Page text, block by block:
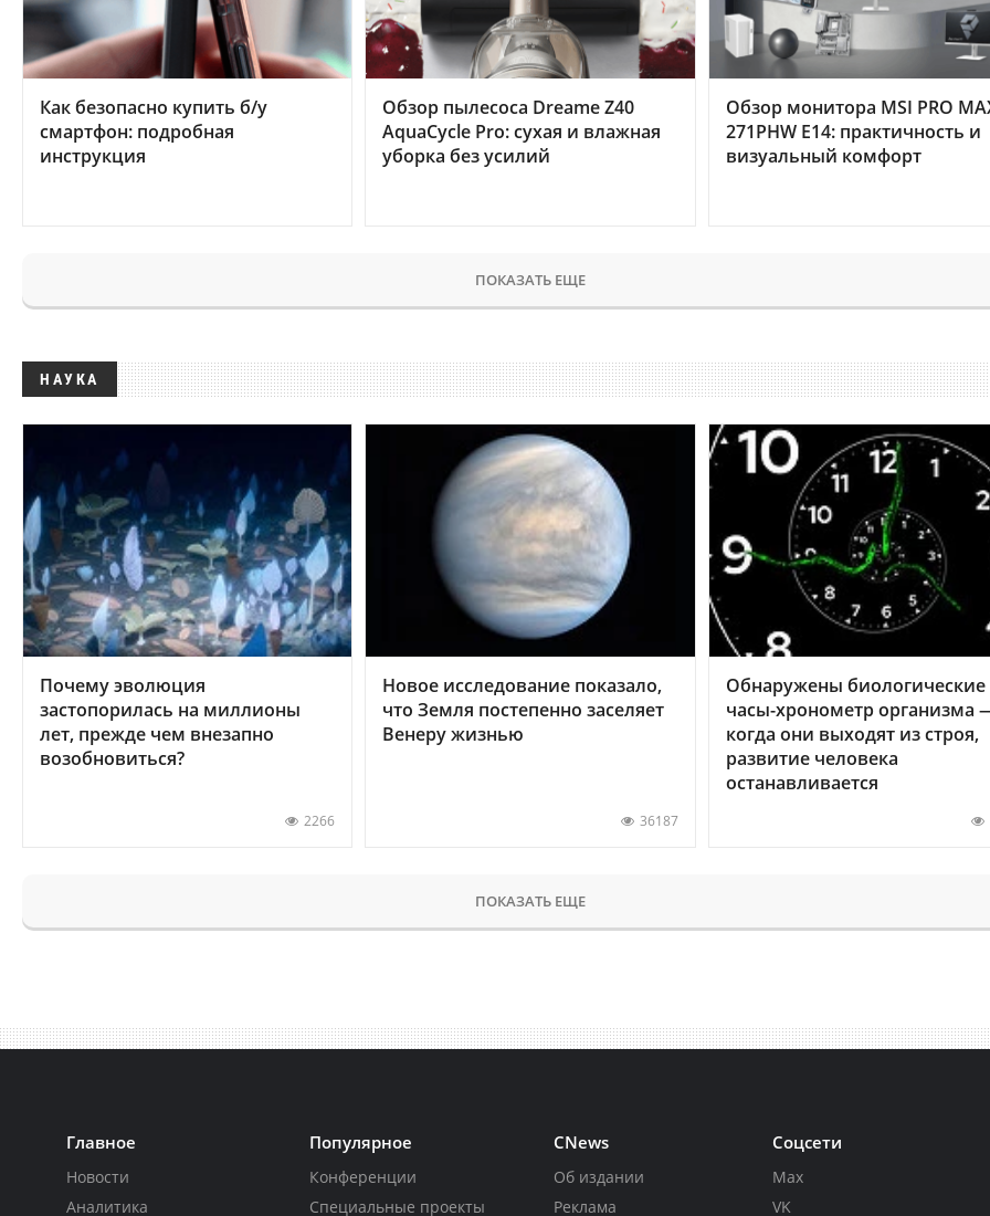
Как безопасно купить б/у
смартфон: подробная
инструкция
Обзор пылесоса Dreame Z40
AquaCycle Pro: сухая и влажная
уборка без усилий
Обзор монитора MSI PRO
271PHW E14: практичность и
визуальный комфорт
ПОКАЗАТЬ ЕЩЕ
НАУКА
Почему эволюция
застопорилась на миллионы
лет, прежде чем внезапно
возобновиться?
2266
Новое исследование показало,
что Земля постепенно заселяет
Венеру жизнью
36187
Обнаружены биологические
часы-хронометр организма
когда они выходят из строя,
развитие человека
останавливается
ПОКАЗАТЬ ЕЩЕ
Главное
Новости
Аналитика
Популярное
Конференции
Специальные проекты
CNews
Об издании
Реклама
Соцсети
Max
VK